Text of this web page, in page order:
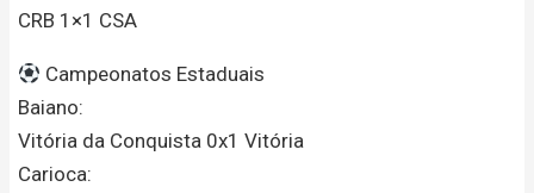
CRB 1×1 CSA
Campeonatos Estaduais
Baiano:
Vitória da Conquista 0x1 Vitória
Carioca: